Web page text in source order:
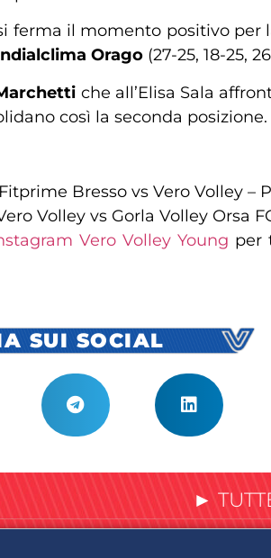
ferma il momento positivo per
Orago (27-25, 18-25,
che all’Elisa Sala
così la seconda posizione.
Bresso vs Vero Volley –
Volley vs Gorla Volley Orsa
Vero Volley Young per
SUI SOCIAL
►